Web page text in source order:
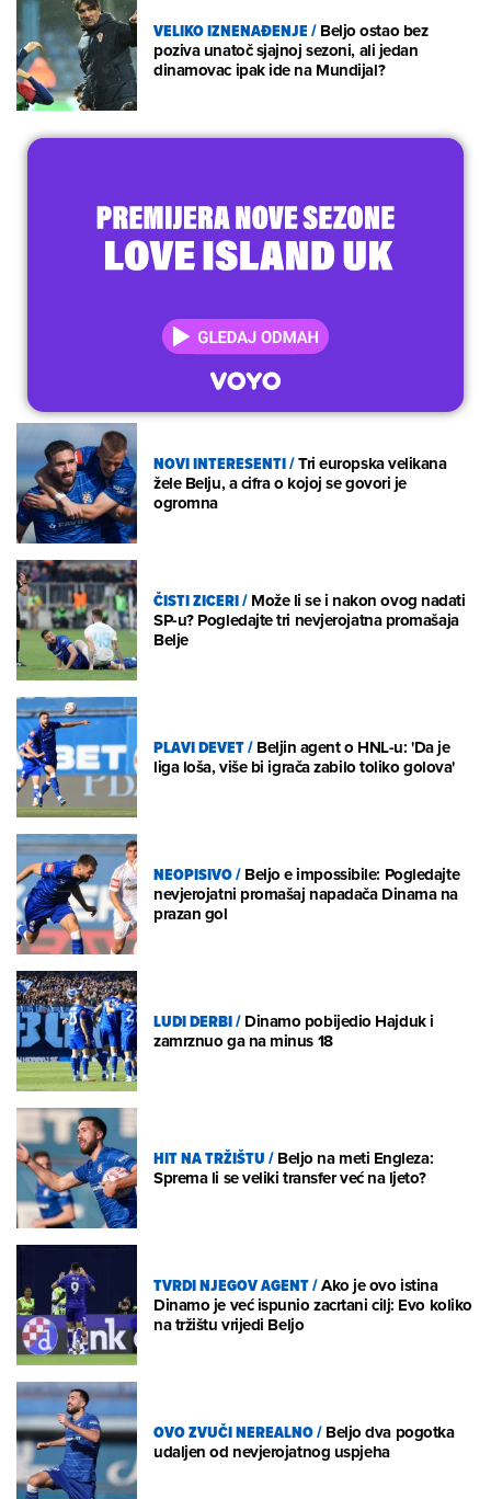
VELIKO IZNENAĐENJE/Beljo ostao bez
poziva unatoč sjajnoj sezoni, ali jedan
dinamovac ipak ide na Mundijal?
NOVI INTERESENTI/Tri europska velikana
žele Belju, a cifra o kojoj se govori je
ogromna
ČISTI ZICERI/Može li se i nakon ovog nadati
SP-u? Pogledajte tri nevjerojatna promašaja
Belje
PLAVI DEVET/Beljin agent o HNL-u: 'Da je
liga loša, više bi igrača zabilo toliko golova'
NEOPISIVO/Beljo e impossibile: Pogledajte
nevjerojatni promašaj napadača Dinama na
prazan gol
LUDI DERBI/Dinamo pobijedio Hajduk i
zamrznuo ga na minus 18
HIT NA TRŽIŠTU/Beljo na meti Engleza:
Sprema li se veliki transfer već na ljeto?
TVRDI NJEGOV AGENT/Ako je ovo istina
Dinamo je već ispunio zacrtani cilj: Evo koliko
na tržištu vrijedi Beljo
OVO ZVUČI NEREALNO/Beljo dva pogotka
udaljen od nevjerojatnog uspjeha